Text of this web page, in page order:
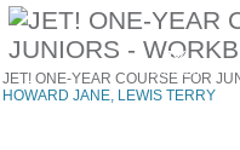
7%
έκπτωση
JET! ONE-YEAR COURSE FOR
HOWARD JANE, LEWIS TERRY